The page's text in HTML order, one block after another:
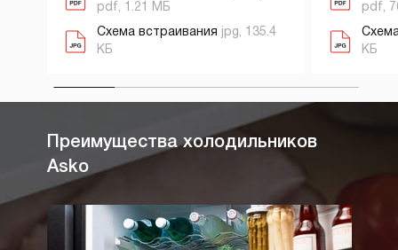
pdf, 1.21 МБ
Схема встраивания jpg, 135.4
КБ
pdf,
КБ
Преимущества холодильников
Asko